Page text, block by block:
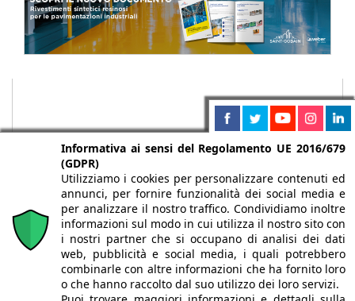
Chi siamo Autori Per la tua pubblicità
Iscriviti alla
newsletter
Informativa ai sensi del Regolamento UE 2016/679
(GDPR)
Utilizziamo i cookies per personalizzare contenuti ed
annunci, per fornire funzionalità dei social media e
per analizzare il nostro traffico. Condividiamo inoltre
informazioni sul modo in cui utilizza il nostro sito con
i nostri partner che si occupano di analisi dei dati
web, pubblicità e social media, i quali potrebbero
combinarle con altre informazioni che ha fornito loro
o che hanno raccolto dal suo utilizzo dei loro servizi.